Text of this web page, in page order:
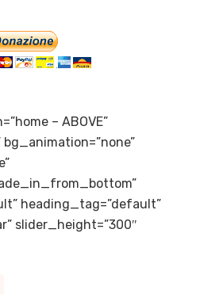
– ABOVE”
heading_tag=”default”
slider_height=”300″